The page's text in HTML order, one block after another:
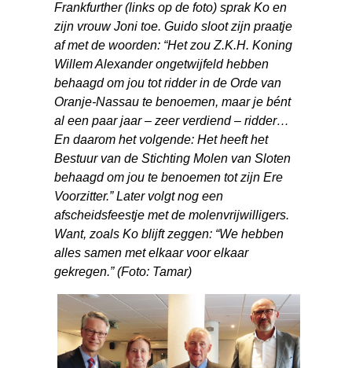
Frankfurther (links op de foto) sprak Ko en
zijn vrouw Joni toe. Guido sloot zijn praatje
af met de woorden: “Het zou Z.K.H. Koning
Willem Alexander ongetwijfeld hebben
behaagd om jou tot ridder in de Orde van
Oranje-Nassau te benoemen, maar je bént
al een paar jaar – zeer verdiend – ridder…
En daarom het volgende: Het heeft het
Bestuur van de Stichting Molen van Sloten
behaagd om jou te benoemen tot zijn Ere
Voorzitter.” Later volgt nog een
afscheidsfeestje met de molenvrijwilligers.
Want, zoals Ko blijft zeggen: “We hebben
alles samen met elkaar voor elkaar
gekregen.” (Foto: Tamar)